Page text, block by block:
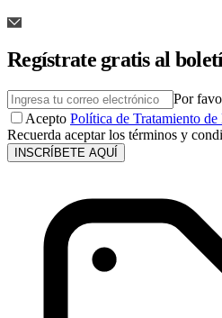
Regístrate gratis al
Por
Acepto Política de Tratamiento de
Recuerda aceptar los términos y
INSCRÍBETE AQUÍ